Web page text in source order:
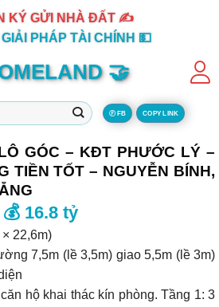
KÝ GỬI NHÀ ĐẤT ✍️
PHÁP TÀI CHÍNH 💵
🤝
Ⓕ FB COPY LINK
GÓC – KĐT PHƯỚC LÝ –
TIỀN TỐT – NGUYỄN BÍNH,
💰 16.8 tỷ
× 22,6m)
7,5m (lề 3,5m) giao 5,5m (lề 3m)
hộ khai thác kín phòng. Tầng 1: 3